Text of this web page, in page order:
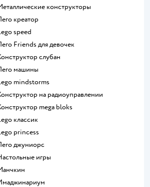
Металлические конструкторы
Лего креатор
Lego speed
Лего Friends для девочек
Конструктор слубан
Лего машины
Lego mindstorms
Конструктор на радиоуправлении
Конструктор mega bloks
Lego классик
Lego princess
Лего джуниорс
Настольные игры
Манчкин
Имаджинариум